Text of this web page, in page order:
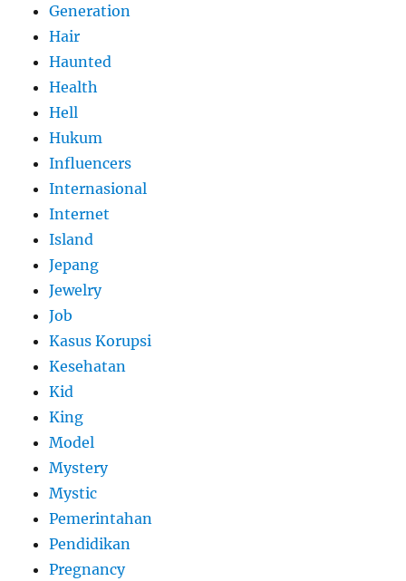
Generation
Hair
Haunted
Health
Hell
Hukum
Influencers
Internasional
Internet
Island
Jepang
Jewelry
Job
Kasus Korupsi
Kesehatan
Kid
King
Model
Mystery
Mystic
Pemerintahan
Pendidikan
Pregnancy